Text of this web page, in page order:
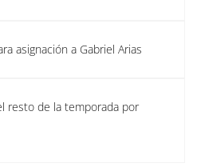
asignación a Gabriel Arias
resto de la temporada por